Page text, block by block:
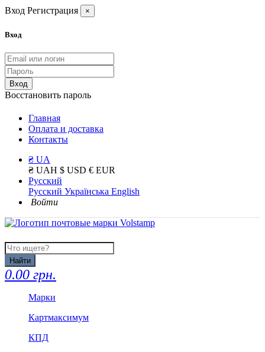
Вход Регистрация ×
Вход
Вход
Восстановить пароль
Главная
Оплата и доставка
Контакты
₴ UA
₴ UAH $ USD € EUR
Русский
Русский Українська English
Войти
Найти
0.00 грн.
Марки
Картмаксимум
КПД